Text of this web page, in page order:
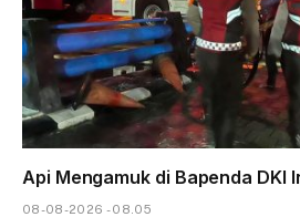
Api Mengamuk di Bapenda DKI
08-08-2026 - 08.05